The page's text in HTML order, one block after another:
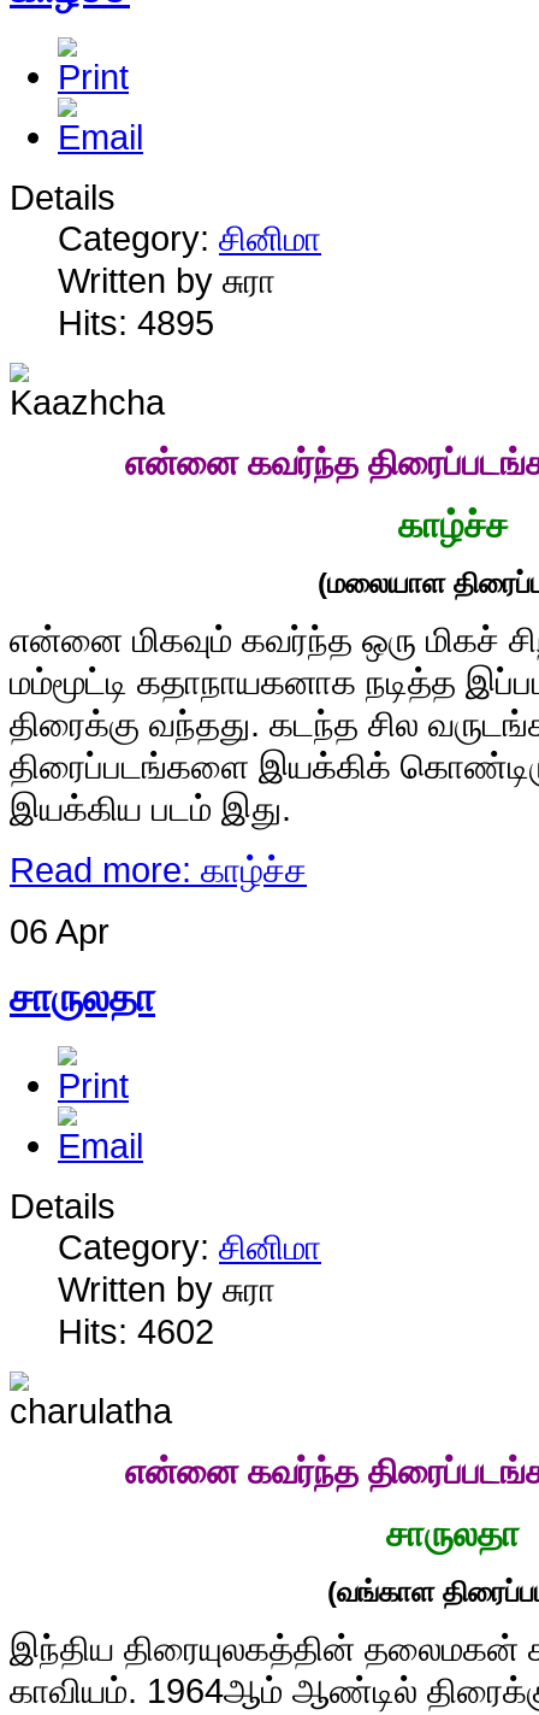
Details
Category: சினிமா
Written by சுரா
Hits: 4895
என்னை கவர்ந்த
காழ்ச்ச
(மலையாள
என்னை மிகவும் கவர்ந்த ஒரு மிகச்
மம்மூட்டி கதாநாயகனாக நடித்த
திரைக்கு வந்தது. கடந்த சில
திரைப்படங்களை இயக்கிக்
இயக்கிய படம் இது.
Read more: காழ்ச்ச
06 Apr
சாருலதா
Details
Category: சினிமா
Written by சுரா
Hits: 4602
என்னை கவர்ந்த
சாருலதா
(வங்காள
இந்திய திரையுலகத்தின் தலைமகன்
காவியம். 1964ஆம் ஆண்டில்